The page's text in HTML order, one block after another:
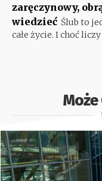
zaręczynowy,
wiedzieć Ślub to
całe życie. I choć